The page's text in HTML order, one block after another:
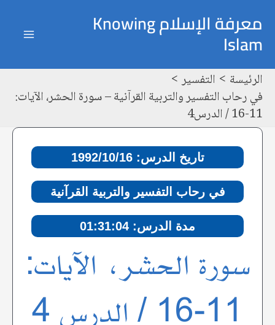
إلى
المحتوى
معرفة الإسلام Knowing
Islam
الرئيسة
التفسير
في رحاب التفسير والتربية القرآنية – سورة الحشر، الآيات:
11-16 / الدرس4
تاريخ الدرس: 1992/10/16
في رحاب التفسير والتربية القرآنية
مدة الدرس: 01:31:04
سورة الحشر، الآيات:
11-16 / الدرس 4
navigation